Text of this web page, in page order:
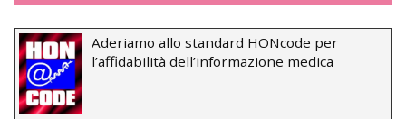
Aderiamo allo standard HONcode per
l’affidabilità dell’informazione medica